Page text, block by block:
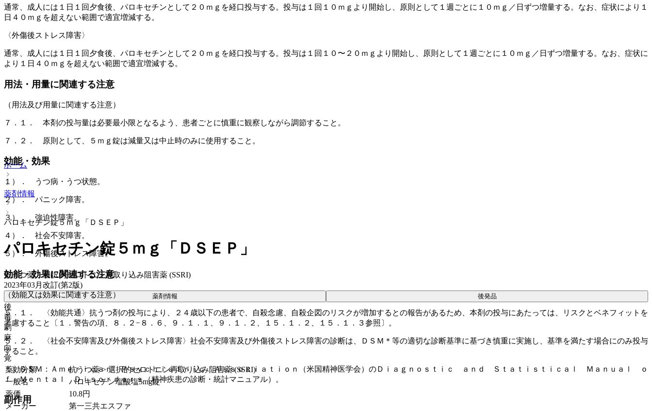
通常、成人には１日１回夕食後、パロキセチンとして２０ｍｇを経口投与する。投与は１回１０ｍｇより開始し、原則として１週ごとに１０ｍｇ／日ずつ増量する。なお、症状により１
日４０ｍｇを超えない範囲で適宜増減する。
〈外傷後ストレス障害〉
通常、成人には１日１回夕食後、パロキセチンとして２０ｍｇを経口投与する。投与は１回１０〜２０ｍｇより開始し、原則として１週ごとに１０ｍｇ／日ずつ増量する。なお、症状に
より１日４０ｍｇを超えない範囲で適宜増減する。
用法・用量に関連する注意
（用法及び用量に関連する注意）
７．１． 本剤の投与量は必要最小限となるよう、患者ごとに慎重に観察しながら調節すること。
７．２． 原則として、５ｍｇ錠は減量又は中止時のみに使用すること。
効能・効果
１）． うつ病・うつ状態。
２）． パニック障害。
３）． 強迫性障害。
４）． 社会不安障害。
５）． 外傷後ストレス障害。
効能・効果に関連する注意
（効能又は効果に関連する注意）
５．１． 〈効能共通〉抗うつ剤の投与により、２４歳以下の患者で、自殺念慮、自殺企図のリスクが増加するとの報告があるため、本剤の投与にあたっては、リスクとベネフィットを
考慮すること〔１．警告の項、８．２−８．６、９．１．１、９．１．２、１５．１．２、１５．１．３参照〕。
５．２． 〈社会不安障害及び外傷後ストレス障害〉社会不安障害及び外傷後ストレス障害の診断は、ＤＳＭ＊等の適切な診断基準に基づき慎重に実施し、基準を満たす場合にのみ投与
すること。
＊）ＤＳＭ：Ａｍｅｒｉｃａｎ Ｐｓｙｃｈｉａｔｒｉｃ Ａｓｓｏｃｉａｔｉｏｎ（米国精神医学会）のＤｉａｇｎｏｓｔｉｃ ａｎｄ Ｓｔａｔｉｓｔｉｃａｌ Ｍａｎｕａｌ ｏ
ｆ Ｍｅｎｔａｌ Ｄｉｓｏｒｄｅｒｓ（精神疾患の診断・統計マニュアル）。
副作用
ホーム
薬剤情報
パロキセチン錠５ｍｇ「ＤＳＥＰ」
パロキセチン錠５ｍｇ「ＤＳＥＰ」
抗うつ薬 > 選択的セロトニン再取り込み阻害薬 (SSRI)
2023年03月改訂(第2版)
薬剤情報 後発品
後
毒
劇
麻
向
覚
薬効分類
抗うつ薬 > 選択的セロトニン再取り込み阻害薬 (SSRI)
一般名
パロキセチン塩酸塩5mg錠
薬価
10.8円
メーカー
第一三共エスファ